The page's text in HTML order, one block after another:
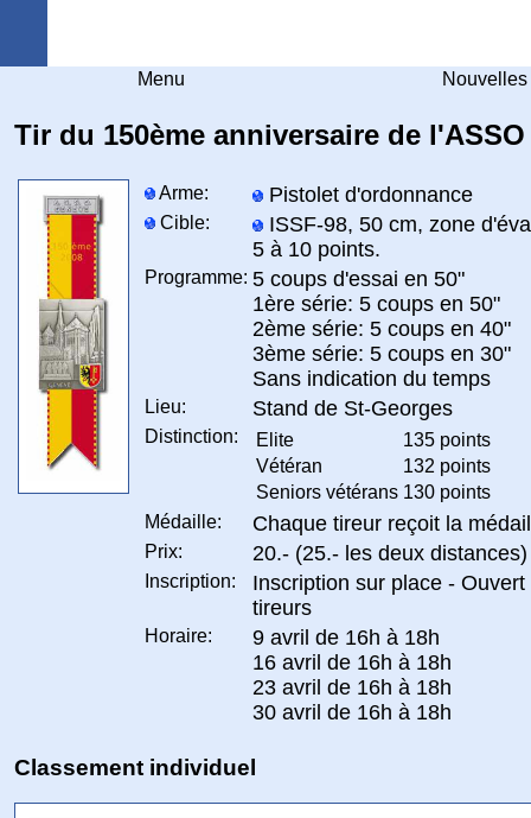
Menu Nouvelles
Tir du 150ème anniversaire de l'ASSO
Arme: Pistolet d'ordonnance
Cible:
ISSF-98, 50 cm, zone
5 à 10 points.
Programme: 5 coups d'essai en 50"
1ère série: 5 coups en 50"
2ème série: 5 coups en 40"
3ème série: 5 coups en 30"
Sans indication du temps
Lieu: Stand de St-Georges
Distinction: Elite
135 points
Vétéran
132 points
Seniors vétérans 130 points
Médaille:
Chaque tireur reçoit la
Prix: 20.- (25.- les deux distances)
Inscription:
Inscription sur place -
tireurs
Horaire:
9 avril de 16h à 18h
16 avril de 16h à 18h
23 avril de 16h à 18h
30 avril de 16h à 18h
Classement individuel